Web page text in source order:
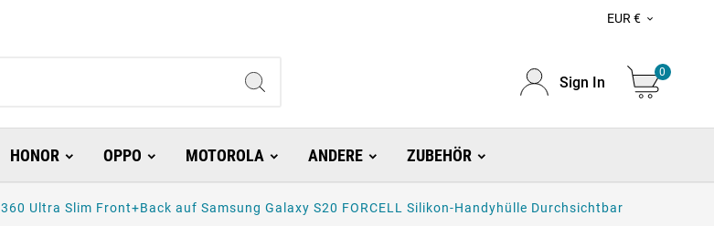
EUR € 
Sign In
0
HONOR OPPO MOTOROLA ANDERE ZUBEHÖR
360 Ultra Slim Front+Back auf Samsung Galaxy S20 FORCELL Silikon-Handyhülle Durchsichtbar